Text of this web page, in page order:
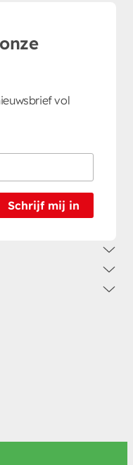
vol
Schrijf mij in